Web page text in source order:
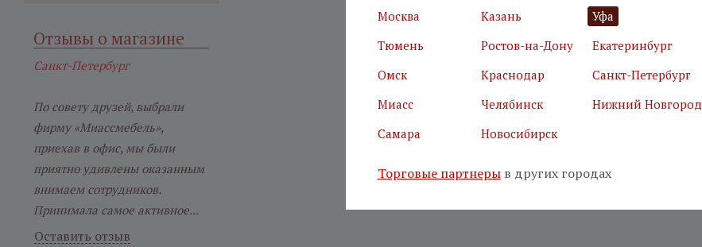
Отзывы о магазине
Санкт-Петербург
По совету друзей, выбрали
фирму «Миассмебель»,
приехав в офис, мы были
приятно удивлены оказанным
внимаем сотрудников.
Принимала самое активное...
Оставить отзыв
Москва Казань
Уфа
Тюмень
Ростов-на-Дону
Екатеринбург
Омск
Краснодар
Санкт-Петербург
Миасс
Челябинск
Нижний Новгород
Самара
Новосибирск
Торговые партнерыв других городах